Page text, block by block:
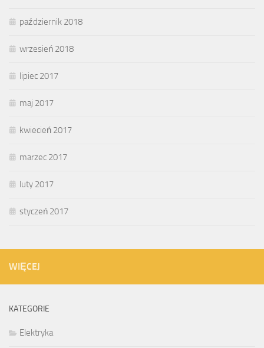
październik 2018
wrzesień 2018
lipiec 2017
maj 2017
kwiecień 2017
marzec 2017
luty 2017
styczeń 2017
WIĘCEJ
KATEGORIE
Elektryka